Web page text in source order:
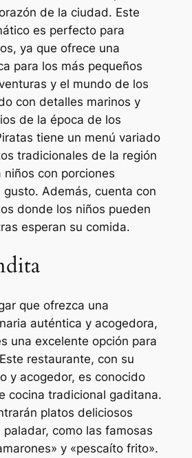
de la ciudad. Este
es perfecto para
ya que ofrece una
para los más pequeños
y el mundo de los
con detalles marinos y
de la época de los
tiene un menú variado
tradicionales de la región
niños con porciones
Además, cuenta con
donde los niños pueden
esperan su comida.
que ofrezca una
auténtica y acogedora,
una excelente opción para
restaurante, con su
y acogedor, es conocido
cocina tradicional gaditana.
platos deliciosos
como las famosas
y «pescaíto frito».